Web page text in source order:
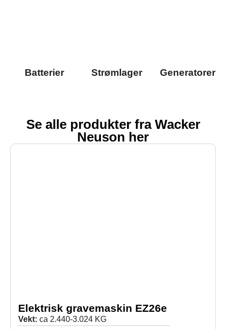
Batterier Strømlager Generatorer
Se alle produkter fra Wacker
Neuson her
Elektrisk gravemaskin EZ26e
Vekt: ca 2.440-3.024 KG